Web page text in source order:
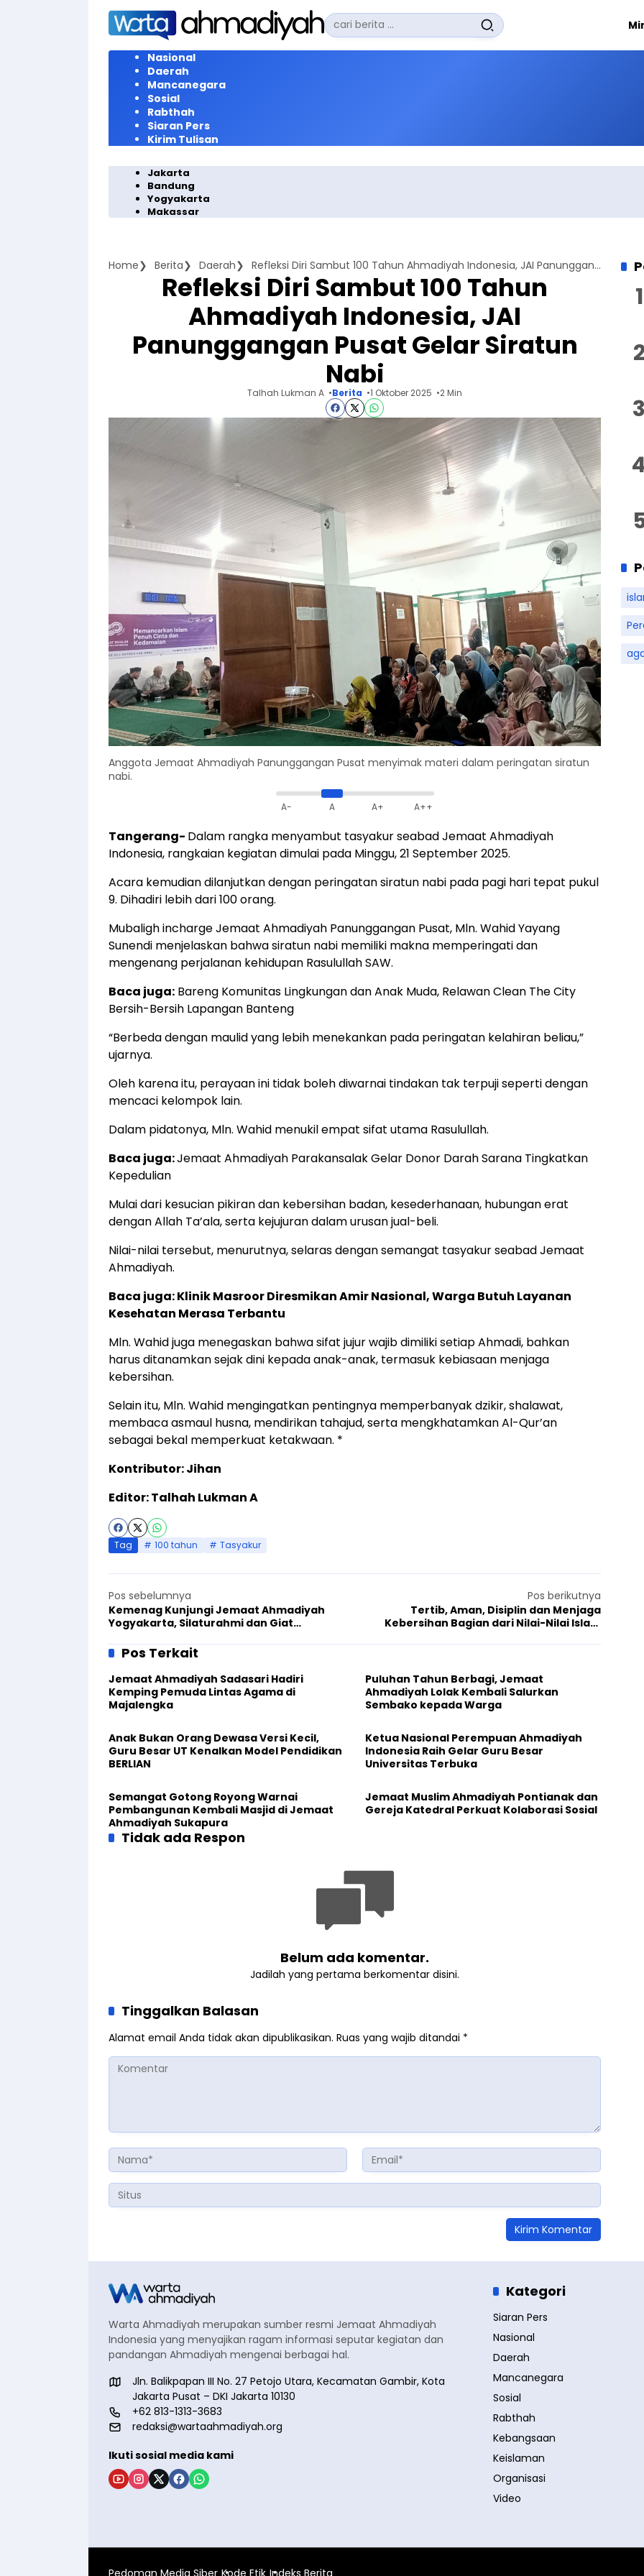
Langsung
konten
Pencarian
untuk:
Nasional
Daerah
Mancanegara
Sosial
Rabthah
Siaran Pers
Kirim Tulisan
Jakarta
Bandung
Yogyakarta
Makassar
Home Berita Daerah Refleksi Diri Sambut 100 Tahun Ahmadiyah Indonesia, JAI Panunggangan Pusat Gelar Siratun Nabi
Refleksi Diri Sambut 100 Tahun
Ahmadiyah Indonesia, JAI
Panunggangan Pusat Gelar Siratun
Nabi
Talhah Lukman A Berita 1 Oktober 2025 2 Min
Anggota Jemaat Ahmadiyah Panunggangan Pusat menyimak materi dalam peringatan siratun
nabi.
A- A A+ A++
Tangerang- Dalam rangka menyambut tasyakur seabad Jemaat Ahmadiyah
Indonesia, rangkaian kegiatan dimulai pada Minggu, 21 September 2025.
Acara kemudian dilanjutkan dengan peringatan siratun nabi pada pagi hari tepat pukul
9. Dihadiri lebih dari 100 orang.
Mubaligh incharge Jemaat Ahmadiyah Panunggangan Pusat, Mln. Wahid Yayang
Sunendi menjelaskan bahwa siratun nabi memiliki makna memperingati dan
mengenang perjalanan kehidupan Rasulullah SAW.
Baca juga: Bareng Komunitas Lingkungan dan Anak Muda, Relawan Clean The City
Bersih-Bersih Lapangan Banteng
“Berbeda dengan maulid yang lebih menekankan pada peringatan kelahiran beliau,”
ujarnya.
Oleh karena itu, perayaan ini tidak boleh diwarnai tindakan tak terpuji seperti dengan
mencaci kelompok lain.
Dalam pidatonya, Mln. Wahid menukil empat sifat utama Rasulullah.
Baca juga:Jemaat Ahmadiyah Parakansalak Gelar Donor Darah Sarana Tingkatkan
Kepedulian
Mulai dari kesucian pikiran dan kebersihan badan, kesederhanaan, hubungan erat
dengan Allah Ta’ala, serta kejujuran dalam urusan jual-beli.
Nilai-nilai tersebut, menurutnya, selaras dengan semangat tasyakur seabad Jemaat
Ahmadiyah.
Baca juga:Klinik Masroor Diresmikan Amir Nasional, Warga Butuh Layanan
Kesehatan Merasa Terbantu
Mln. Wahid juga menegaskan bahwa sifat jujur wajib dimiliki setiap Ahmadi, bahkan
harus ditanamkan sejak dini kepada anak-anak, termasuk kebiasaan menjaga
kebersihan.
Selain itu, Mln. Wahid mengingatkan pentingnya memperbanyak dzikir, shalawat,
membaca asmaul husna, mendirikan tahajud, serta mengkhatamkan Al-Qur’an
sebagai bekal memperkuat ketakwaan. *
Kontributor: Jihan
Editor: Talhah Lukman A
Tag 100 tahun Tasyakur
Pos sebelumnya
Kemenag Kunjungi Jemaat Ahmadiyah
Yogyakarta, Silaturahmi dan Giat
Pos berikutnya
Tertib, Aman, Disiplin dan Menjaga
Kebersihan Bagian dari Nilai-Nilai Islam
di Subang
Pos Terkait
Jemaat Ahmadiyah Sadasari Hadiri
Kemping Pemuda Lintas Agama di
Majalengka
Puluhan Tahun Berbagi, Jemaat
Ahmadiyah Lolak Kembali Salurkan
Sembako kepada Warga
Anak Bukan Orang Dewasa Versi Kecil,
Guru Besar UT Kenalkan Model Pendidikan
BERLIAN
Ketua Nasional Perempuan Ahmadiyah
Indonesia Raih Gelar Guru Besar
Universitas Terbuka
Semangat Gotong Royong Warnai
Pembangunan Kembali Masjid di Jemaat
Ahmadiyah Sukapura
Jemaat Muslim Ahmadiyah Pontianak dan
Gereja Katedral Perkuat Kolaborasi Sosial
Tidak ada Respon
Belum ada komentar.
Jadilah yang pertama berkomentar disini.
Tinggalkan Balasan
Alamat email Anda tidak akan dipublikasikan. Ruas yang wajib ditandai *
Warta Ahmadiyah merupakan sumber resmi Jemaat Ahmadiyah
Indonesia yang menyajikan ragam informasi seputar kegiatan dan
pandangan Ahmadiyah mengenai berbagai hal.
Jln. Balikpapan III No. 27 Petojo Utara, Kecamatan Gambir, Kota
Jakarta Pusat – DKI Jakarta 10130
+62 813-1313-3683
redaksi@wartaahmadiyah.org
Ikuti sosial media kami
Kategori
Siaran Pers
Nasional
Daerah
Mancanegara
Sosial
Rabthah
Kebangsaan
Keislaman
Organisasi
Video
Pedoman Media Siber Kode Etik Indeks Berita